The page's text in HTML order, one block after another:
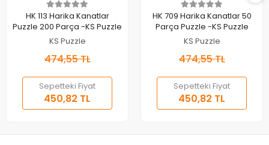
Sepete Ekle
HK 113 Harika Kanatlar
Puzzle 200 Parça -KS Puzzle
KS Puzzle
474,55 TL
Sepetteki Fiyat
450,82 TL
Sepete Ekle
HK 709 Harika Kanatlar 50
Parça Puzzle -KS Puzzle
KS Puzzle
474,55 TL
Sepetteki Fiyat
450,82 TL